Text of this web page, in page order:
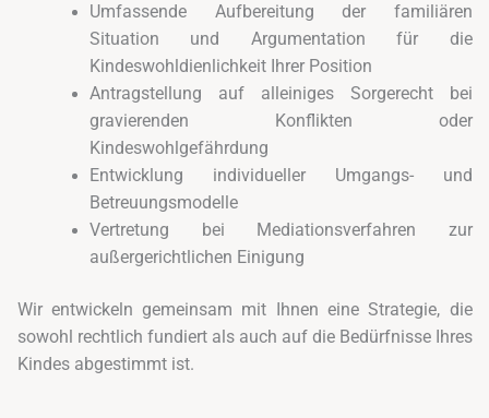
Umfassende Aufbereitung der familiären
Situation und Argumentation für die
Kindeswohldienlichkeit Ihrer Position
Antragstellung auf alleiniges Sorgerecht bei
gravierenden Konflikten oder
Kindeswohlgefährdung
Entwicklung individueller Umgangs- und
Betreuungsmodelle
Vertretung bei Mediationsverfahren zur
außergerichtlichen Einigung
Wir entwickeln gemeinsam mit Ihnen eine Strategie, die
sowohl rechtlich fundiert als auch auf die Bedürfnisse Ihres
Kindes abgestimmt ist.